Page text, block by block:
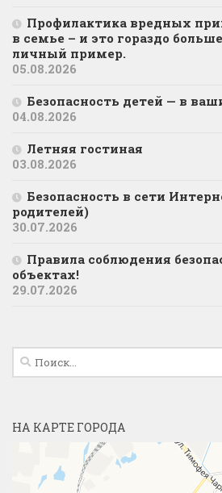
Профилактика вредных
в семье – и это гораздо
личный пример.
05.08.2026
Безопасность детей — в
04.08.2026
Летняя гостиная
03.08.2026
Безопасность в сети
родителей)
30.07.2026
Правила соблюдения
объектах!
29.07.2026
Найти:
НА КАРТЕ ГОРОДА